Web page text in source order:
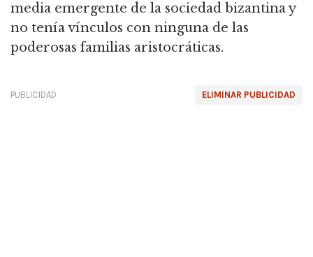
media emergente de la sociedad bizantina y
no tenía vínculos con ninguna de las
poderosas familias aristocráticas.
ELIMINAR PUBLICIDAD
PUBLICIDAD